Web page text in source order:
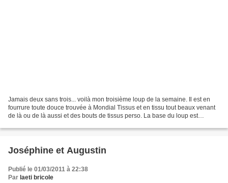
Jamais deux sans trois... voilà mon troisième loup de la semaine. Il est en
fourrure toute douce trouvée à Mondial Tissus et en tissu tout beaux venant
de là ou de là aussi et des bouts de tissus perso. La base du loup est
Joséphine et Augustin
Publié le 01/03/2011 à 22:38
Par laeti bricole